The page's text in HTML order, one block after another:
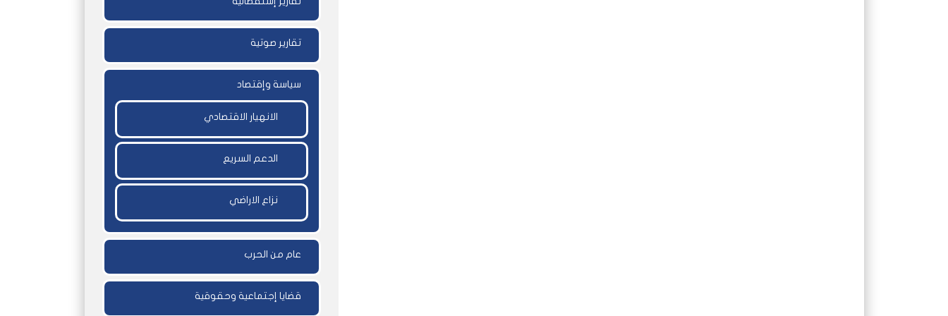
تقارير صوتية
سياسة وإقتصاد
الانهيار الاقتصادي
الدعم السريع
نزاع الاراضي
عام من الحرب
قضايا إجتماعية وحقوقية